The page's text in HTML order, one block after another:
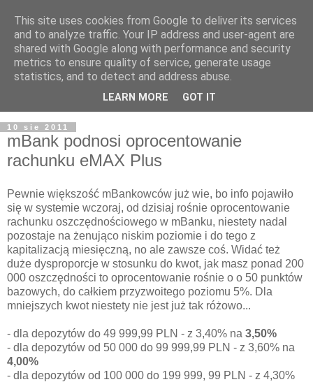
10 sie 2011
mBank podnosi oprocentowanie
rachunku eMAX Plus
Pewnie większość mBankowców już wie, bo info pojawiło
się w systemie wczoraj, od dzisiaj rośnie oprocentowanie
rachunku oszczędnościowego w mBanku, niestety nadal
pozostaje na żenująco niskim poziomie i do tego z
kapitalizacją miesięczną, no ale zawsze coś. Widać też
duże dysproporcje w stosunku do kwot, jak masz ponad 200
000 oszczędności to oprocentowanie rośnie o o 50 punktów
bazowych, do całkiem przyzwoitego poziomu 5%. Dla
mniejszych kwot niestety nie jest już tak różowo...
- dla depozytów do 49 999,99 PLN - z 3,40% na 3,50%
- dla depozytów od 50 000 do 99 999,99 PLN - z 3,60% na
4,00%
- dla depozytów od 100 000 do 199 999, 99 PLN - z 4,30%
This site uses cookies from Google to deliver its services
and to analyze traffic. Your IP address and user-agent are
shared with Google along with performance and security
metrics to ensure quality of service, generate usage
statistics, and to detect and address abuse.
LEARN MORE GOT IT